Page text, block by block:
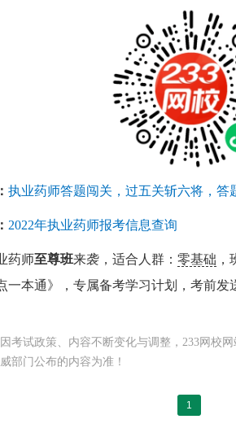
执业药师答题闯关，过五关斩六将，答
2022年执业药师报考信息查询
药师至尊班来袭，适合人群： 零基础
一本通》，专属备考学习计划，考前发
考试政策、内容不断变化与调整，233网校
部门公布的内容为准！
1